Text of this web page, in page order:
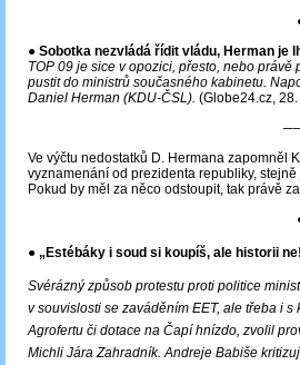
● Sobotka nezvládá řídit vládu, Herman je
TOP 09 je sice v opozici, přesto, nebo
pustit do ministrů současného kabinetu.
Daniel Herman (KDU-ČSL). (Globe24.cz,
Ve výčtu nedostatků D. Hermana zapomněl
vyznamenání od prezidenta republiky,
Pokud by měl za něco odstoupit, tak právě
● „Estébáky i soud si koupíš, ale historii
Svérázný způsob protestu proti politice
v souvislosti se zaváděním EET, ale třeba i
Agrofertu či dotace na Čapí hnízdo, zvolil
Michli Jára Zahradník. Andreje Babiše